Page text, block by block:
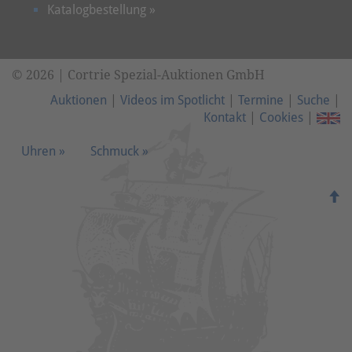
Katalogbestellung »
© 2026 | Cortrie Spezial-Auktionen GmbH
Auktionen
Videos im Spotlicht Termine Suche
Kontakt
Cookies
Uhren » Schmuck »